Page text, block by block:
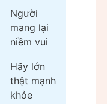
Người
mang lại
niềm vui
Hãy lớn
thật mạnh
khỏe